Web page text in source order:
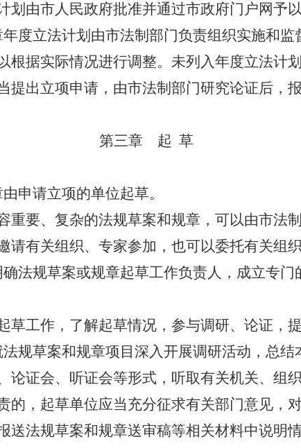
划由市人民政府批准并通过市政府门户网予以
度立法计划由市法制部门负责组织实施和监
根据实际情况进行调整。未列入年度立法计
提出立项申请，由市法制部门研究论证后，
第三章 起 草
申请立项的单位起草。
重要、复杂的法规草案和规章，可以由市法制
请有关组织、专家参加，也可以委托有关组织
法规草案或规章起草工作负责人，成立专
草工作，了解起草情况，参与调研、论证，
规草案和规章项目深入开展调研活动，总
论证会、听证会等形式，听取有关机关、组织
的，起草单位应当充分征求有关部门意见，
送法规草案和规章送审稿等相关材料中说明情